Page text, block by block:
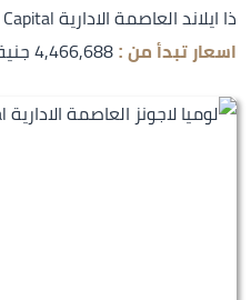
ذا ايلاند العاصمة الادارية The Islands New Capital
اسعار تبدأ من : 4,466,688 جنية